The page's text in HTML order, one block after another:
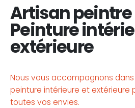
Artisan peintre
Peinture
extérieure
Nous vous accompagnons
peinture intérieure et extérieure
toutes vos envies.